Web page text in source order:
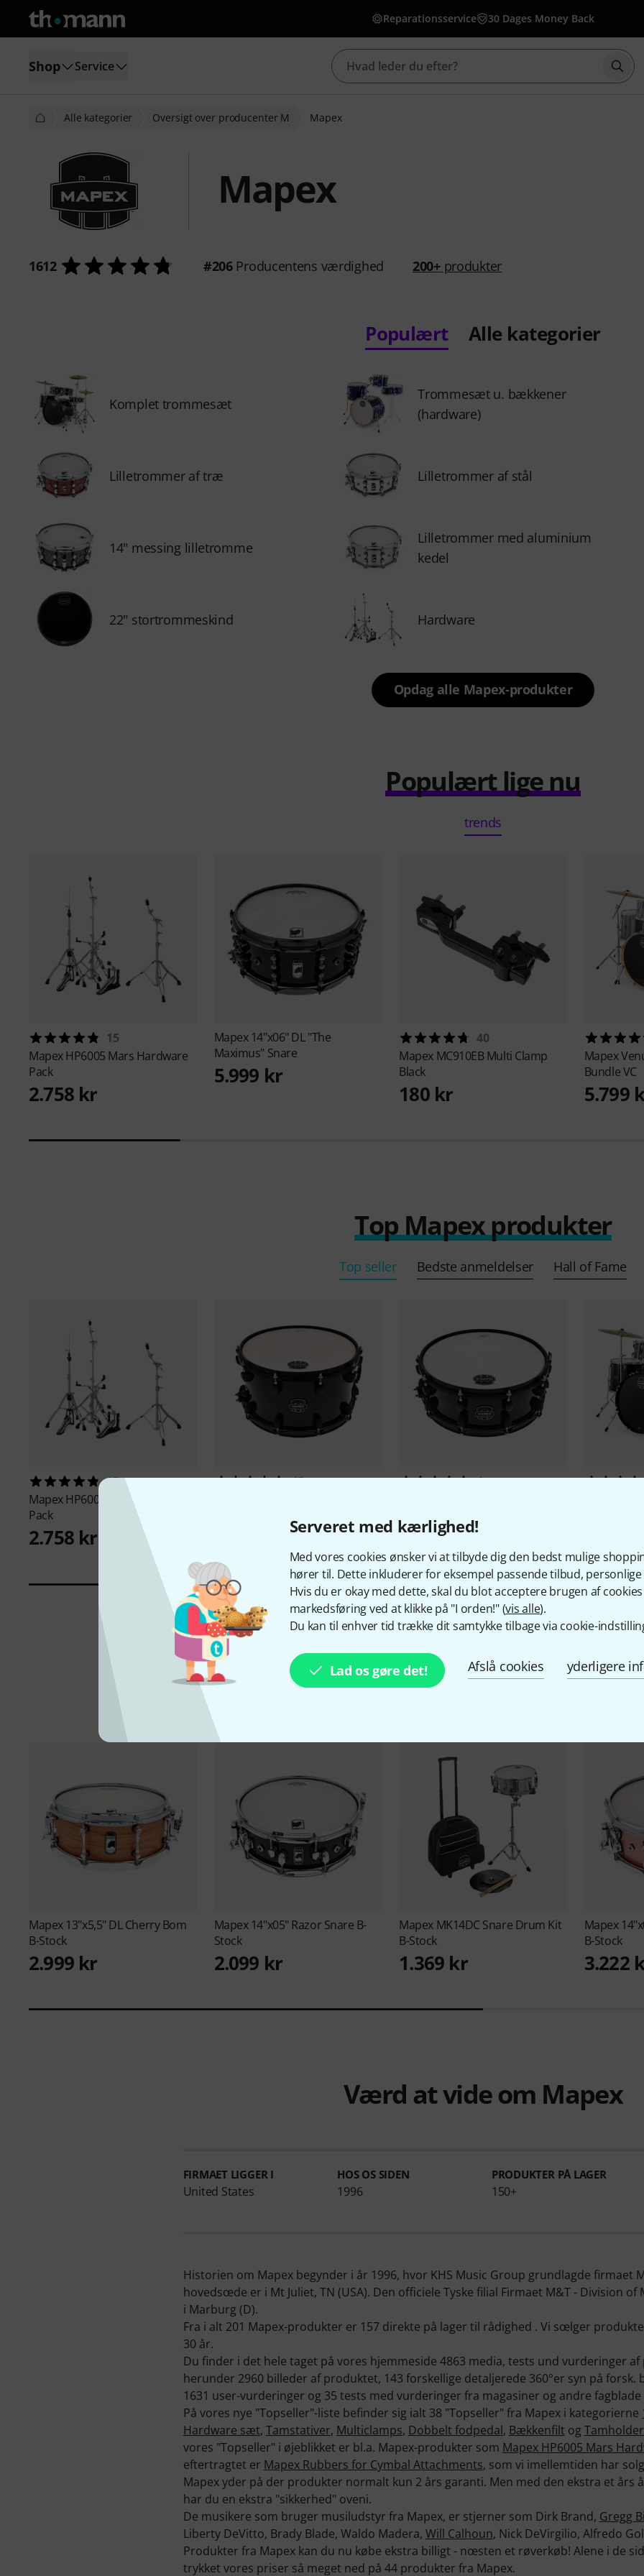
Serveret med kærlighed!
Med vores cookies ønsker vi at tilbyde dig den bedst mulige
hører til. Dette inkluderer for eksempel passende tilbud,
Hvis du er okay med dette, skal du blot acceptere brugen af
markedsføring ved at klikke på "I orden!" (vis alle).
Du kan til enhver tid trække dit samtykke tilbage via cookie-
Lad os gøre det! Afslå cookies yderligere
Reparationsservice 30 Dages Money Back
Shop Service
Alle kategorier Oversigt over producenter M Mapex
Mapex
1612 #206Producentens værdighed 200+produkter
Populært Alle kategorier
Komplet trommesæt
Trommesæt u. bækkener
(hardware)
Lilletrommer af træ Lilletrommer af stål
14" messing lilletromme
Lilletrommer med aluminium
kedel
22" stortrommeskind Hardware
Opdag alle Mapex-produkter
Populært lige nu
trends
15
MapexHP6005 Mars Hardware
Pack
2.758 kr
Mapex 14"x06" DL "The
Maximus" Snare
5.999 kr
40
Mapex MC910EB Multi Clamp
Black
180 kr
Mapex
Bundle VC
5.799
Top Mapex produkter
Top seller Bedste anmeldelser Hall of Fame
15
MapexHP6005 Mars Hardware
Pack
2.758 kr
15
4
1.090 kr
Mapex Tilbud
Mapex 13"x5,5" DL Cherry Bom
B-Stock
2.999 kr
Mapex 14"x05" Razor Snare B-
Stock
2.099 kr
Mapex MK14DC Snare Drum Kit
B-Stock
1.369 kr
Mapex
B-Stock
3.222
Værd at vide om Mapex
FIRMAET LIGGER I
United States
HOS OS SIDEN
1996
PRODUKTER PÅ LAGER
150+
Historien om Mapex begynder i år 1996, hvor KHS Music Group grundlagde firmaet
hovedsœde er i Mt Juliet, TN (USA). Den officiele Tyske filial Firmaet M&T - Division of
i Marburg (D).
Fra i alt 201 Mapex-produkter er 157 direkte på lager til rådighed . Vi sœlger
30 år.
Du finder i det hele taget på vores hjemmeside 4863 media, tests und vurderinger
herunder 2960 billeder af produktet, 143 forskellige detaljerede 360°er syn på forsk.
1631 user-vurderinger og 35 tests med vurderinger fra magasiner og andre fagblade
På vores nye "Topseller"-liste befinder sig ialt 38 "Topseller" fra Mapex i kategorierne
Hardware sæt, Tamstativer, Multiclamps, Dobbelt fodpedal, Bækkenfilt og
vores "Topseller" i øjeblikket er bl.a. Mapex-produkter som Mapex HP6005 Mars
eftertragtet er Mapex Rubbers for Cymbal Attachments, som vi imellemtiden har
Mapex yder på der produkter normalt kun 2 års garanti. Men med den ekstra et års
har du en ekstra "sikkerhed" oveni.
De musikere som bruger musiludstyr fra Mapex, er stjerner som Dirk Brand, Gregg
Liberty DeVitto, Brady Blade, Waldo Madera, Will Calhoun, Nick DeVirgilio, Alfredo
Produkter fra Mapex kan du nu købe ekstra billigt - nœsten et røverkøb! Alene i de
trykket vores priser så meget ned på 44 produkter fra Mapex.